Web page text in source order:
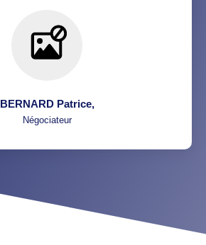
BERNARD Patrice,
Négociateur